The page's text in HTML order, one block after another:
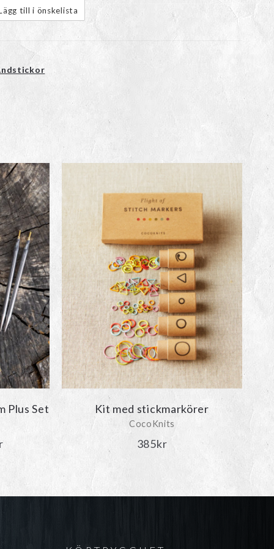
till i önskelista
Plus Set
Prisintervall:
till
Kit med stickmarkörer
CocoKnits
385kr